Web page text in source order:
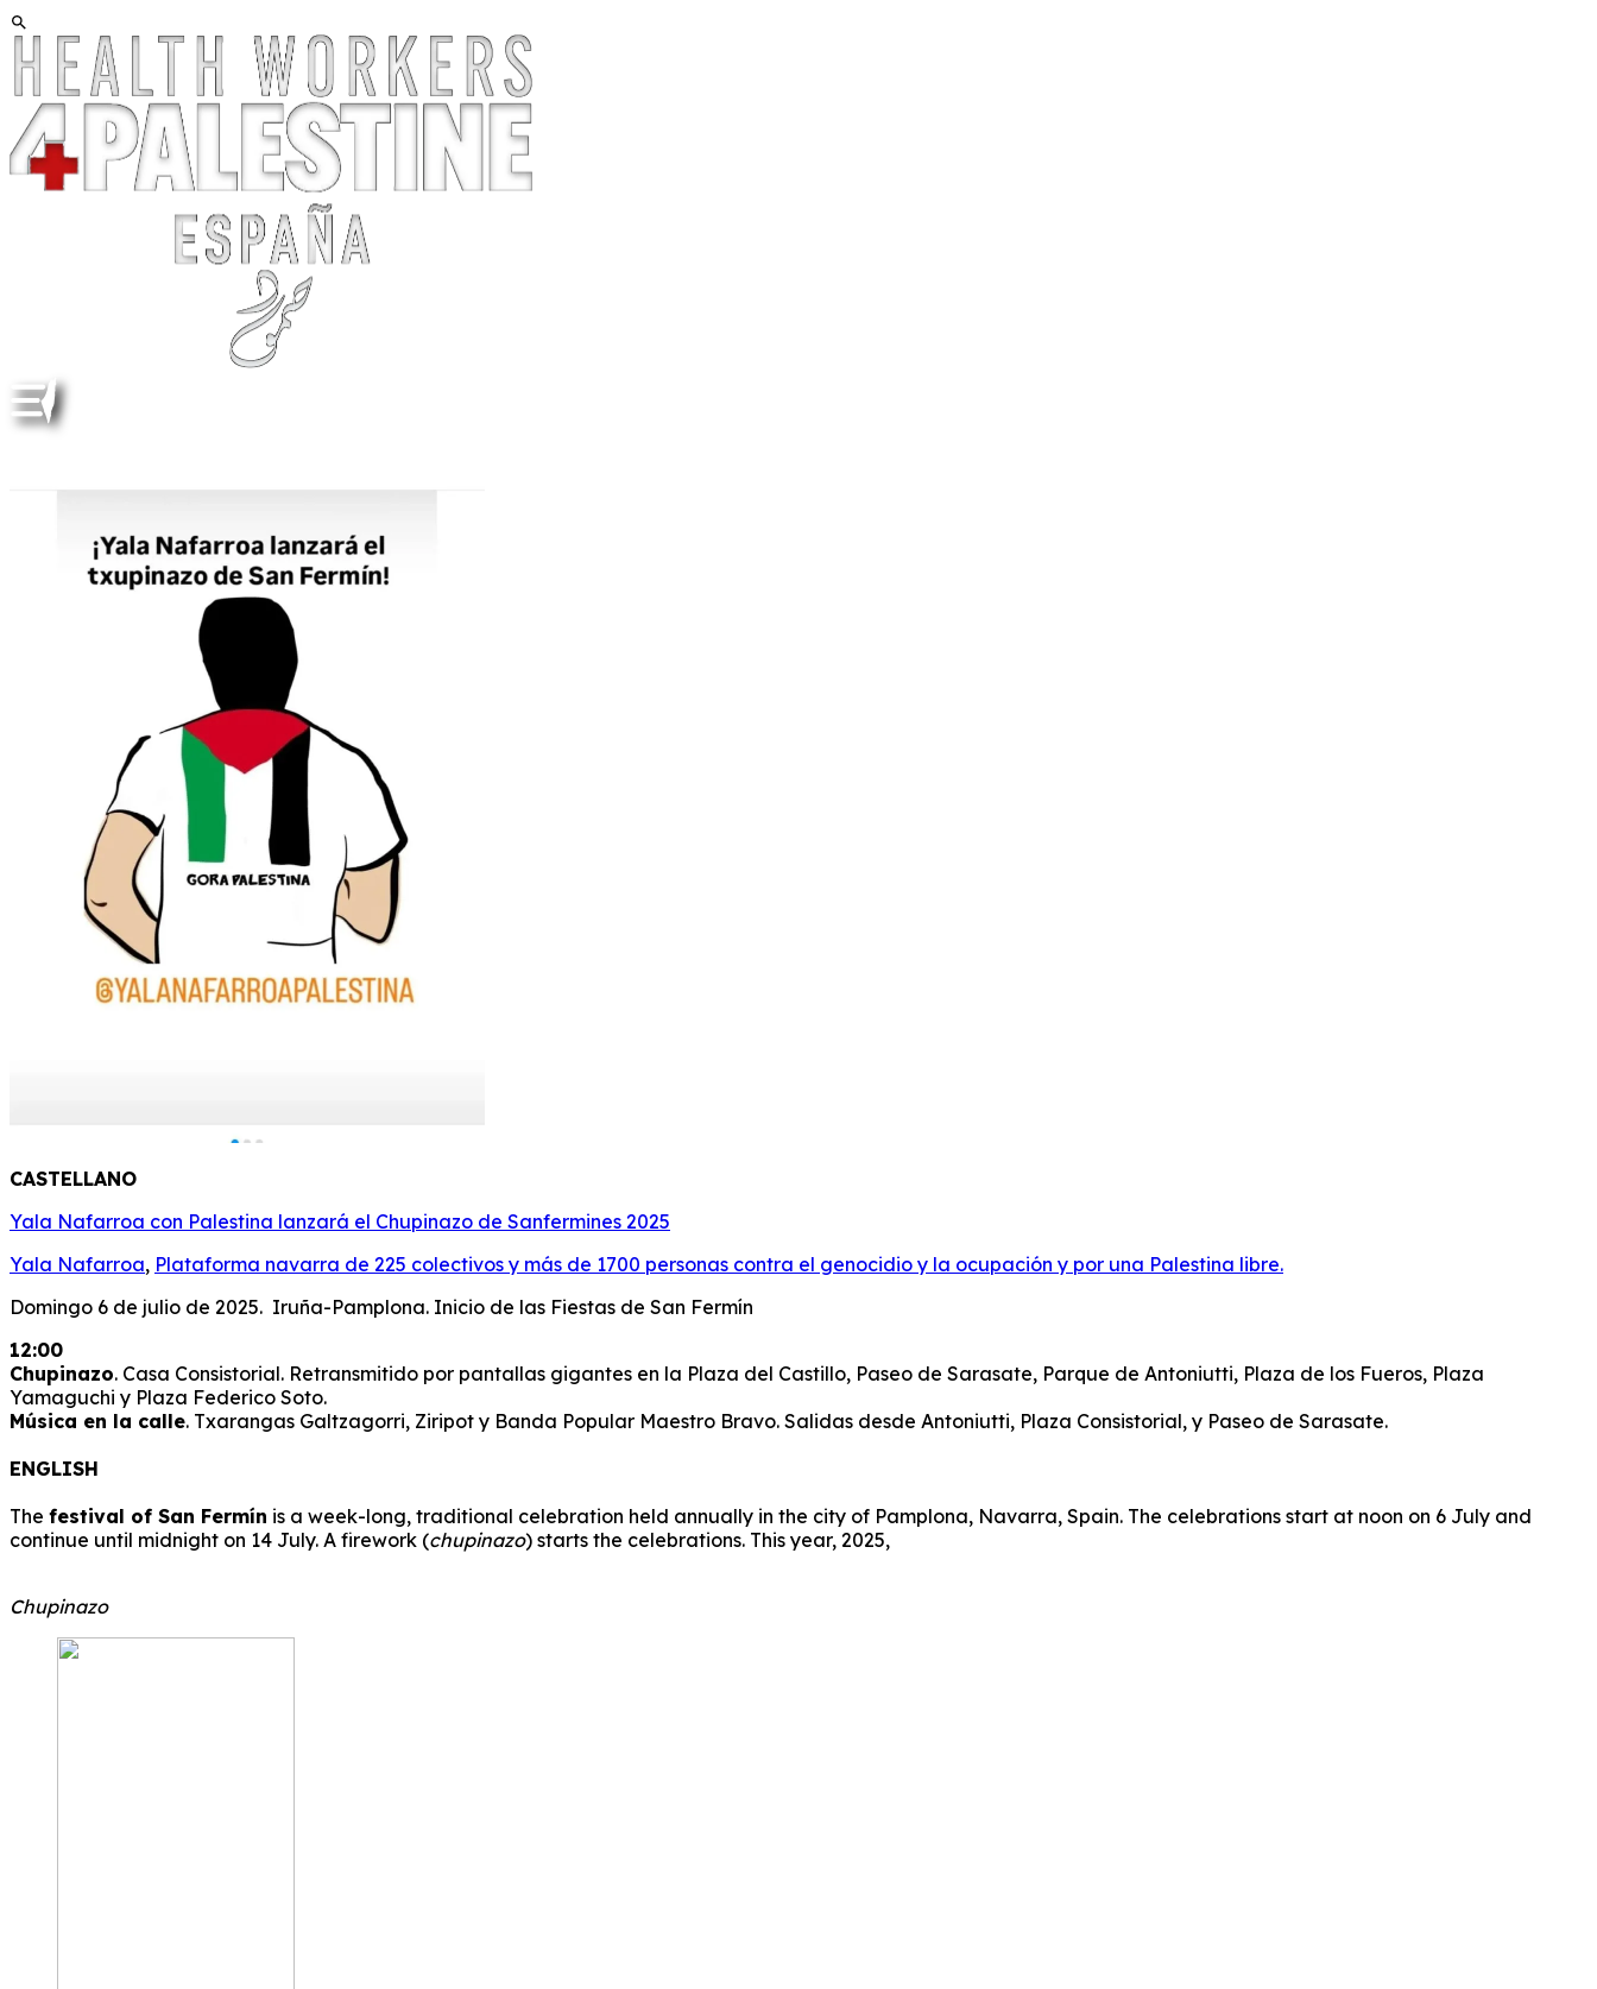
CASTELLANO
Yala Nafarroa con Palestina lanzará el Chupinazo de Sanfermines 2025
Yala Nafarroa, Plataforma navarra de 225 colectivos y más de 1700 personas contra el genocidio y la ocupación y por una Palestina libre.
Domingo 6 de julio de 2025. Iruña-Pamplona. Inicio de las Fiestas de San Fermín
12:00
Chupinazo. Casa Consistorial. Retransmitido por pantallas gigantes en la Plaza del Castillo, Paseo de Sarasate, Parque de Antoniutti, Plaza de los Fueros, Plaza
Yamaguchi y Plaza Federico Soto.
Música en la calle. Txarangas Galtzagorri, Ziripot y Banda Popular Maestro Bravo. Salidas desde Antoniutti, Plaza Consistorial, y Paseo de Sarasate.
ENGLISH
The festival of San Fermín is a week-long, traditional celebration held annually in the city of Pamplona, Navarra, Spain. The celebrations start at noon on 6 July and
continue until midnight on 14 July. A firework (chupinazo) starts the celebrations. This year, 2025,
Chupinazo